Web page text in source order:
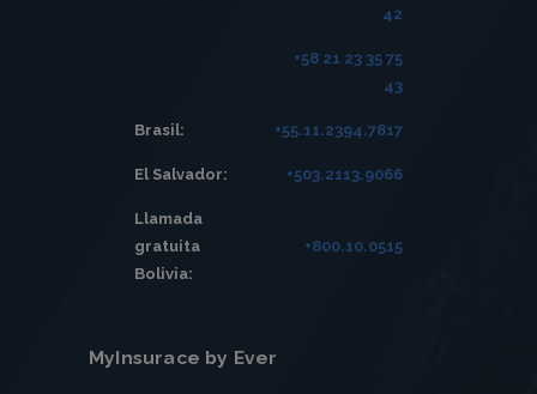
42
+58 21 23 35 75
43
Brasil: +55.11.2394.7817
El Salvador: +503.2113.9066
Llamada
gratuita
Bolivia:
+800.10.0515
MyInsurace by Ever